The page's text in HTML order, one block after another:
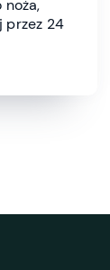
przez 24